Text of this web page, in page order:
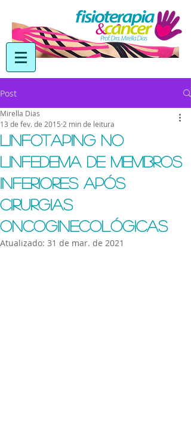
Post
Linfotaping no
linfedema de membros
inferiores após
cirurgias
oncoginecológicas
Mirella Dias
13 de fev. de 2015 2 min de leitura
Atualizado: 31 de mar. de 2021